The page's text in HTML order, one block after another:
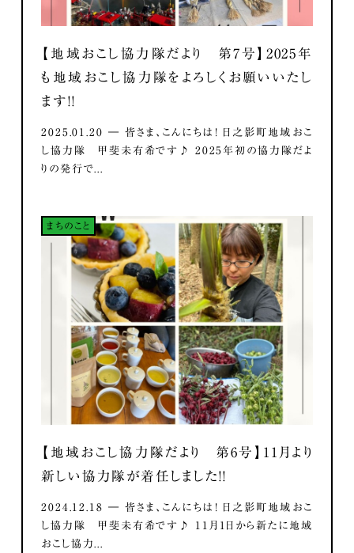
【地域おこし協力隊だより 第7号】2025年
も地域おこし協力隊をよろしくお願いいたし
ます！！
2025.01.20 ― 皆さま、こんにちは！ 日之影町地域おこ
し協力隊 甲斐未有希です♪ 2025年初の協力隊だよ
りの発行で...
まちのこと
【地域おこし協力隊だより 第6号】11月より
新しい協力隊が着任しました！！
2024.12.18 ― 皆さま、こんにちは！ 日之影町地域おこ
し協力隊 甲斐未有希です♪ 11月1日から新たに地域
おこし協力...